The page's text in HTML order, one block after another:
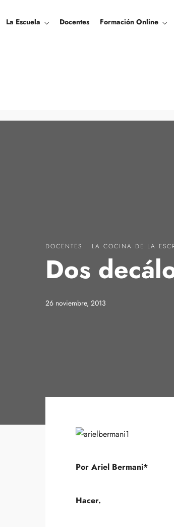
La Escuela Docentes Formación Online
DOCENTES LA COCINA DE LA
Dos
26 noviembre, 2013
Por Ariel Bermani*
Hacer.